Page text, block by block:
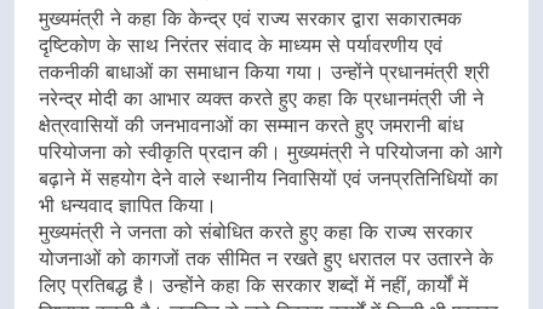
मुख्यमंत्री ने कहा कि केन्द्र एवं राज्य सरकार द्वारा सकारात्मक
दृष्टिकोण के साथ निरंतर संवाद के माध्यम से पर्यावरणीय एवं
तकनीकी बाधाओं का समाधान किया गया। उन्होंने प्रधानमंत्री श्री
नरेन्द्र मोदी का आभार व्यक्त करते हुए कहा कि प्रधानमंत्री जी ने
क्षेत्रवासियों की जनभावनाओं का सम्मान करते हुए जमरानी बांध
परियोजना को स्वीकृति प्रदान की। मुख्यमंत्री ने परियोजना को आगे
बढ़ाने में सहयोग देने वाले स्थानीय निवासियों एवं जनप्रतिनिधियों का
भी धन्यवाद ज्ञापित किया।
मुख्यमंत्री ने जनता को संबोधित करते हुए कहा कि राज्य सरकार
योजनाओं को कागजों तक सीमित न रखते हुए धरातल पर उतारने के
लिए प्रतिबद्ध है। उन्होंने कहा कि सरकार शब्दों में नहीं, कार्यों में